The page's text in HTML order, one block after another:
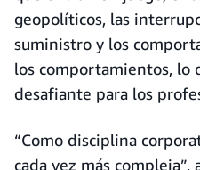
geopolíticos, las
suministro y los
los comportamientos, lo
desafiante para los
“Como disciplina
cada vez más compleja”,